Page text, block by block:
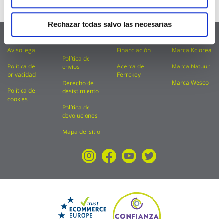
Rechazar todas salvo las necesarias
Whatsapp689 163 848
FAQ
Aviso legal
Política de
privacidad
Política de
cookies
Condiciones
de uso
Política de
envíos
Derecho de
desistimiento
Política de
devoluciones
Mapa del sitio
Catálogos
Financiación
Acerca de
Ferrokey
Marca Kylate
Marca Kolorea
Marca Natuur
Marca Wesco